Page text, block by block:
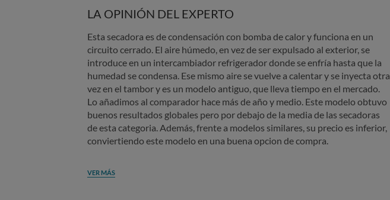
LA OPINIÓN DEL EXPERTO
Esta secadora es de condensación con bomba de calor y funciona en un
circuito cerrado. El aire húmedo, en vez de ser expulsado al exterior, se
introduce en un intercambiador refrigerador donde se enfría hasta que la
humedad se condensa. Ese mismo aire se vuelve a calentar y se inyecta otra
vez en el tambor y es un modelo antiguo, que lleva tiempo en el mercado.
Lo añadimos al comparador hace más de año y medio. Este modelo obtuvo
buenos resultados globales pero por debajo de la media de las secadoras
de esta categoria. Además, frente a modelos similares, su precio es inferior,
conviertiendo este modelo en una buena opcion de compra.
VER MÁS